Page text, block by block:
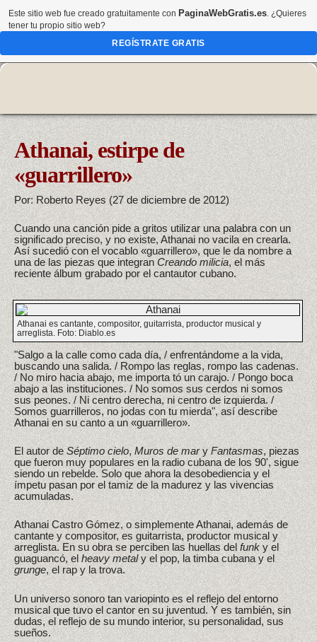
Athanai, estirpe de
«guarrillero»
Por: Roberto Reyes (27 de diciembre de 2012)
Cuando una canción pide a gritos utilizar una palabra con un
significado preciso, y no existe, Athanai no vacila en crearla.
Así sucedió con el vocablo «guarrillero», que le da nombre a
una de las piezas que integranCreando milicia, el más
reciente álbum grabado por el cantautor cubano.
Athanai es cantante, compositor, guitarrista, productor musical y
arreglista. Foto: Diablo.es
"Salgo a la calle como cada día, / enfrentándome a la vida,
buscando una salida. / Rompo las reglas, rompo las cadenas.
/ No miro hacia abajo, me importa tó un carajo. / Pongo boca
abajo a las instituciones. / No somos sus cerdos ni somos
sus peones. / Ni centro derecha, ni centro de izquierda. /
Somos guarrilleros, no jodas con tu mierda", así describe
Athanai en su canto a un «guarrillero».
El autor deSéptimo cielo,Muros de maryFantasmas, piezas
que fueron muy populares en la radio cubana de los 90', sigue
siendo un rebelde. Solo que ahora la desobediencia y el
ímpetu pasan por el tamiz de la madurez y las vivencias
acumuladas.
Athanai Castro Gómez, o simplemente Athanai, además de
cantante y compositor, es guitarrista, productor musical y
arreglista. En su obra se perciben las huellas delfunky el
guaguancó, elheavy metaly el pop, la timba cubana y el
grunge, el rap y la trova.
Un universo sonoro tan variopinto es el reflejo del entorno
musical que tuvo el cantor en su juventud. Y es también, sin
dudas, el reflejo de su mundo interior, su personalidad, sus
sueños.
Este sitio web fue creado gratuitamente con PaginaWebGratis.es. ¿Quieres
tener tu propio sitio web?
REGÍSTRATE GRATIS